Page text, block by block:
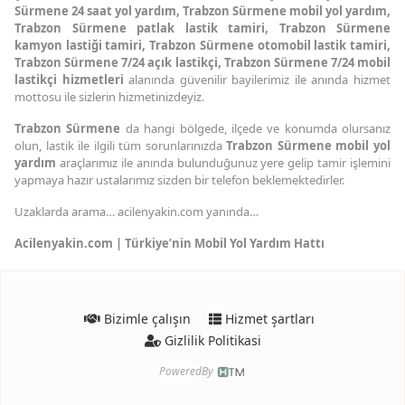
Sürmene 24 saat yol yardım, Trabzon Sürmene mobil yol yardım,
Trabzon Sürmene patlak lastik tamiri, Trabzon Sürmene
kamyon lastiği tamiri, Trabzon Sürmene otomobil lastik tamiri,
Trabzon Sürmene 7/24 açık lastikçi, Trabzon Sürmene 7/24 mobil
lastikçi hizmetlerialanında güvenilir bayilerimiz ile anında hizmet
mottosu ile sizlerin hizmetinizdeyiz.
Trabzon Sürmene da hangi bölgede, ilçede ve konumda olursanız
olun, lastik ile ilgili tüm sorunlarınızdaTrabzon Sürmene mobil yol
yardım araçlarımız ile anında bulunduğunuz yere gelip tamir işlemini
yapmaya hazır ustalarımız sizden bir telefon beklemektedirler.
Uzaklarda arama… acilenyakin.com yanında…
Acilenyakin.com | Türkiye’nin Mobil Yol Yardım Hattı
Bizimle çalışın
Hizmet şartları
Gizlilik Politikasi
PoweredBy